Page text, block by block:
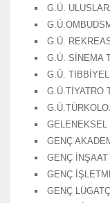
G.Ü.
G.Ü.
G.Ü. SİNEMA
G.Ü.
G.Ü.TİYATRO
GELENEKSEL
GENÇ
GENÇ
GENÇ
GENÇ